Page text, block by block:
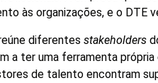
às organizações, e o DTE
diferentes stakeholders
a ter uma ferramenta
de talento encontram